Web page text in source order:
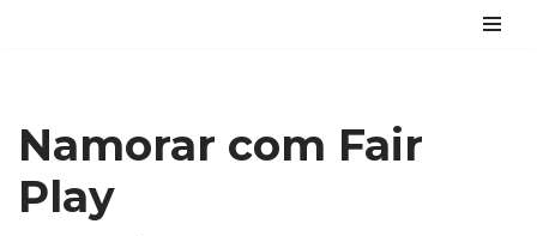
conteúdo
Namorar com Fair
Play